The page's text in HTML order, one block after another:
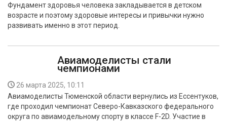
Фундамент здоровья человека закладывается в детском
возрасте и поэтому здоровые интересы и привычки нужно
развивать именно в этот период.
Авиамоделисты стали
чемпионами
26 марта 2025, 10:11
Авиамоделисты Тюменской области вернулись из Ессентуков,
где проходил чемпионат Северо-Кавказского федерального
округа по авиамодельному спорту в классе F-2D. Участие в